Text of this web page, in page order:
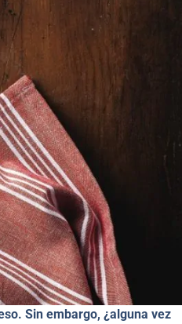
Sin embargo, ¿alguna vez